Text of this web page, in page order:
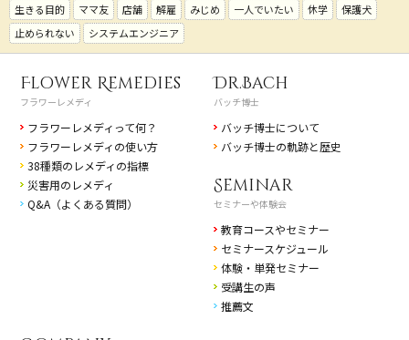
生きる目的
ママ友 店舗 解雇 みじめ 一人でいたい 休学
保護犬
止められない
システムエンジニア
Flower Remedies
フラワーレメディ
フラワーレメディって何？
フラワーレメディの使い方
38種類のレメディの指標
災害用のレメディ
Q&A（よくある質問）
Dr.Bach
バッチ博士
バッチ博士について
バッチ博士の軌跡と歴史
Seminar
セミナーや体験会
教育コースやセミナー
セミナースケジュール
体験・単発セミナー
受講生の声
推薦文